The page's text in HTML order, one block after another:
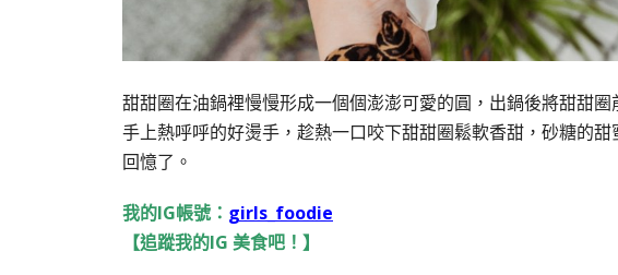
甜甜圈在油鍋裡慢慢形成一個個澎澎可愛的圓，出鍋後將甜甜
手上熱呼呼的好燙手，趁熱一口咬下甜甜圈鬆軟香甜，砂糖的
回憶了。
我的IG帳號： girls_foodie
【追蹤我的IG 美食吧！】